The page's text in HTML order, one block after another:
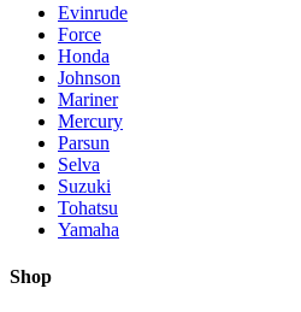
Evinrude
Force
Honda
Johnson
Mariner
Mercury
Parsun
Selva
Suzuki
Tohatsu
Yamaha
Shop